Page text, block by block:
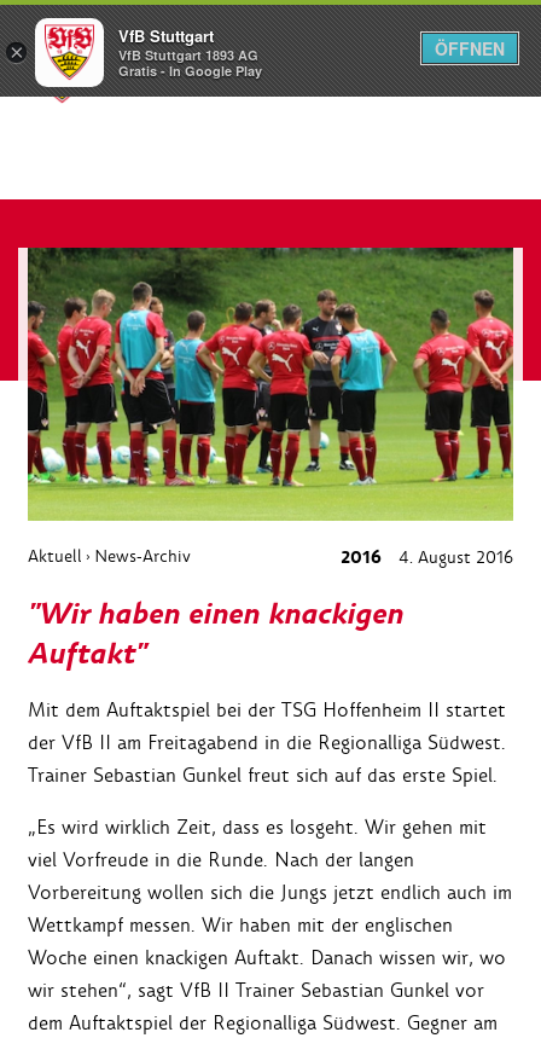
Menü
Aktuell › News-Archiv 2016 4. August 2016
"Wir haben einen knackigen
Auftakt"
Mit dem Auftaktspiel bei der TSG Hoffenheim II startet
der VfB II am Freitagabend in die Regionalliga Südwest.
Trainer Sebastian Gunkel freut sich auf das erste Spiel.
„Es wird wirklich Zeit, dass es losgeht. Wir gehen mit
viel Vorfreude in die Runde. Nach der langen
Vorbereitung wollen sich die Jungs jetzt endlich auch im
Wettkampf messen. Wir haben mit der englischen
Woche einen knackigen Auftakt. Danach wissen wir, wo
wir stehen“, sagt VfB II Trainer Sebastian Gunkel vor
dem Auftaktspiel der Regionalliga Südwest. Gegner am
×
VfB Stuttgart
VfB Stuttgart 1893 AG
Gratis - In Google Play
ÖFFNEN